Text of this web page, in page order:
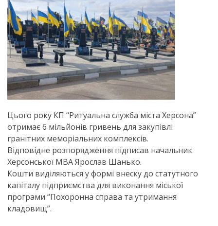
Цього року КП “Ритуальна служба міста Херсона”
отримає 6 мільйонів гривень для закупівлі
гранітних меморіальних комплексів.
Відповідне розпорядження підписав начальник
Херсонської МВА Ярослав Шанько.
Кошти виділяються у формі внеску до статутного
капіталу підприємства для виконання міської
програми “Похоронна справа та утримання
кладовищ”.